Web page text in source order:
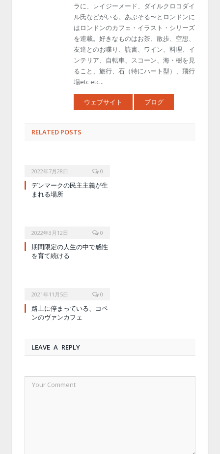
ラに、レイジーメード、ダイルクロコダイ
ル氏などがいる。あぶそる〜とロンドンに
はロンドンのカフェ・イラスト・シリーズ
を連載。好きなものはお茶、散歩、空想、
友達とのお喋り、読書、ワイン、料理、イ
ンテリア、自転車、スコーン、海・樹を見
ること、旅行、石（特にハート型）、飛行
場etc etc...
ウェブサイト ブログ
RELATED POSTS
2022年7月28日 0
デンマークの民主主義が生
まれる場所
2022年3月12日 0
期間限定の人生の中で感性
を育て続ける
2021年11月5日 0
路上に停まっている、コペ
ンのヴァンカフェ
LEAVE A REPLY